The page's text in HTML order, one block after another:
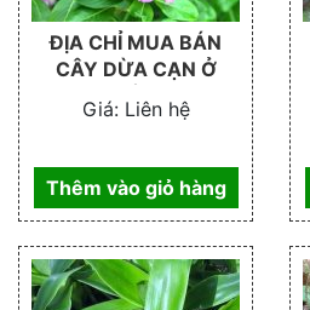
ĐỊA CHỈ MUA BÁN
CÂY DỪA CẠN Ở
ĐÂU
Giá:Liên hệ
Thêm vào giỏ hàng